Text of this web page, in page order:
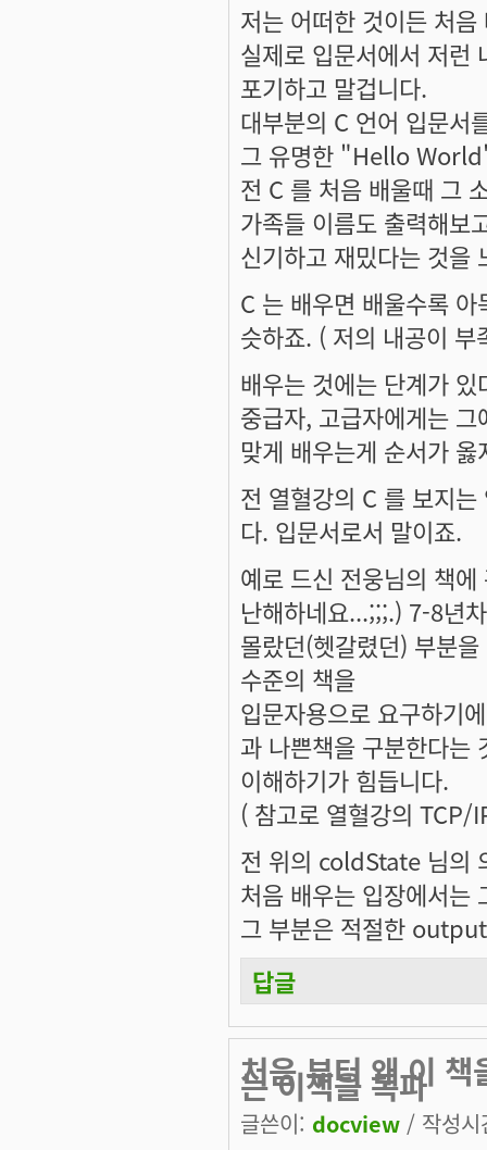
저는 어떠한 것이든 처
실제로 입문서에서 저런
포기하고 말겁니다.
대부분의 C 언어 입문서
그 유명한 "Hello
전 C 를 처음 배울때 그
가족들 이름도 출력해보
신기하고 재밌다는 것을
C 는 배우면 배울수록
슷하죠. ( 저의 내공이
배우는 것에는 단계가
중급자, 고급자에게는
맞게 배우는게 순서가
전 열혈강의 C 를 보지
다. 입문서로서 말이죠.
예로 드신 전웅님의 책
난해하네요...;;;.) 7-8년
몰랐던(헷갈렸던) 부분
수준의 책을
입문자용으로 요구하기
과 나쁜책을 구분한다는
이해하기가 힘듭니다.
( 참고로 열혈강의 TCP/
전 위의 coldState 님의
처음 배우는 입장에서는
그 부분은 적절한
답글
처음 부터 왜 이 책
는 이책을 독파
글쓴이: docview / 작성